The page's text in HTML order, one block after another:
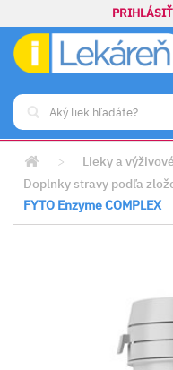
> Lieky a
Doplnky stravy podľa
FYTO Enzyme COMPLEX